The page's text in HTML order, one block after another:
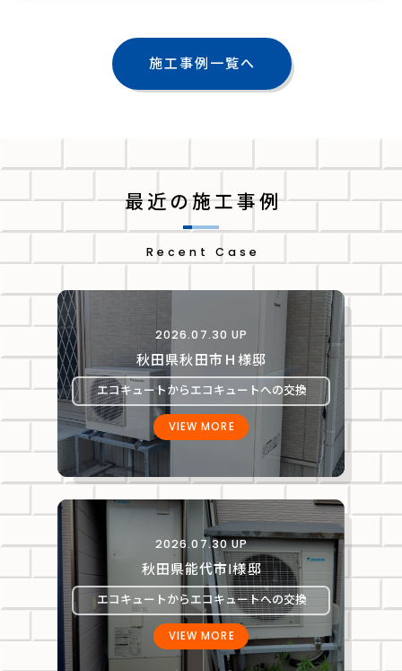
施工事例一覧へ
最近の施工事例
Recent Case
2026.07.30 UP
秋田県秋田市Ｈ様邸
エコキュートからエコキュートへの交換
VIEW MORE
2026.07.30 UP
秋田県能代市Ⅰ様邸
エコキュートからエコキュートへの交換
VIEW MORE